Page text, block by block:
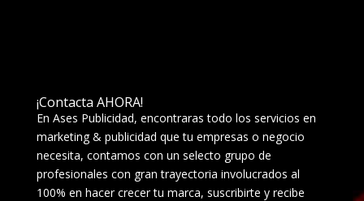
¡Contacta AHORA!
En Ases Publicidad, encontraras todo los servicios en
marketing & publicidad que tu empresas o negocio
necesita, contamos con un selecto grupo de
profesionales con gran trayectoria involucrados al
100% en hacer crecer tu marca, suscribirte y recibe